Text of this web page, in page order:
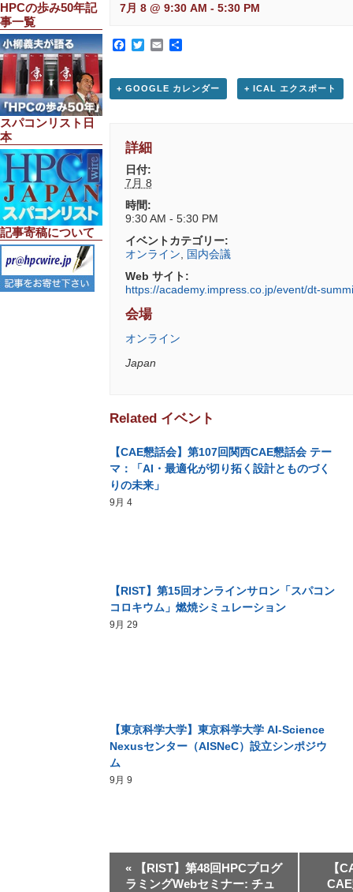
HPCの歩み50年記
事一覧
スパコンリスト日
本
記事寄稿について
7月 8 @ 9:30 AM - 5:30 PM
Facebook
TwitterEmail
共
+ GOOGLE カレンダー + ICAL エクスポート
詳細
日付:
7月 8
時間:
9:30 AM - 5:30 PM
イベントカテゴリー:
オンライン
国内会議
Web サイト:
https://academy.impress.co.jp/event/dt-
会場
オンライン
Japan
Related イベント
【CAE懇話会】第107回関西CAE懇話会 テー
マ：「AI・最適化が切り拓く設計とものづく
りの未来」
9月 4
【RIST】第15回オンラインサロン「スパコン
コロキウム」燃焼シミュレーション
9月 29
【東京科学大学】東京科学大学 AI-Science
Nexusセンター（AISNeC）設立シンポジウ
ム
9月 9
«【RIST】第48回HPCプログ
ラミングWebセミナー: チュ
【